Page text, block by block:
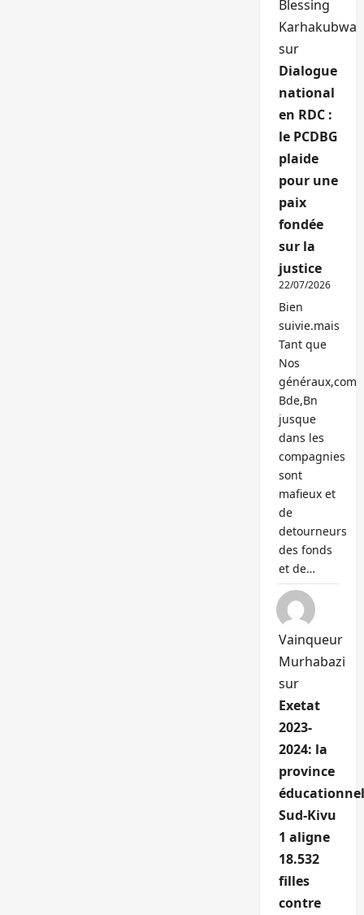
Blessing
Karhakubwa
sur
Dialogue
national
en RDC :
le PCDBG
plaide
pour une
paix
fondée
sur la
justice
22/07/2026
Bien
suivie.mais
Tant que
Nos
généraux,com
Bde,Bn
jusque
dans les
compagnies
sont
mafieux et
de
detourneurs
des fonds
et de…
Vainqueur
Murhabazi
sur
Exetat
2023-
2024: la
province
Sud-Kivu
1 aligne
18.532
filles
contre